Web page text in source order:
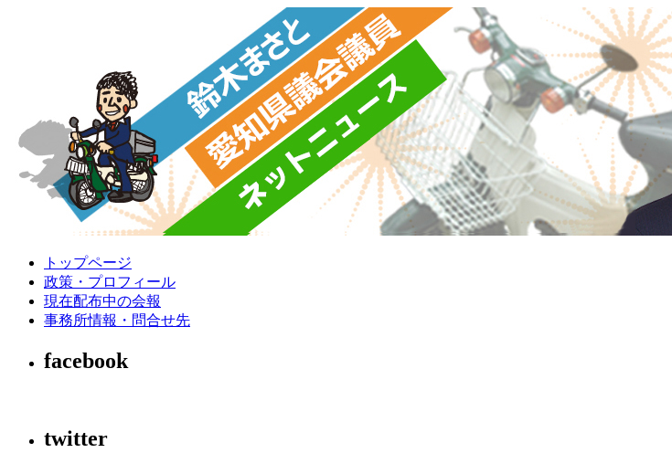
トップページ
政策・プロフィール
現在配布中の会報
事務所情報・問合せ先
facebook
twitter